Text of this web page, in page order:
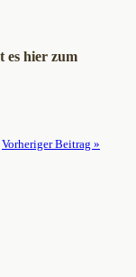
es hier zum
Vorheriger Beitrag »